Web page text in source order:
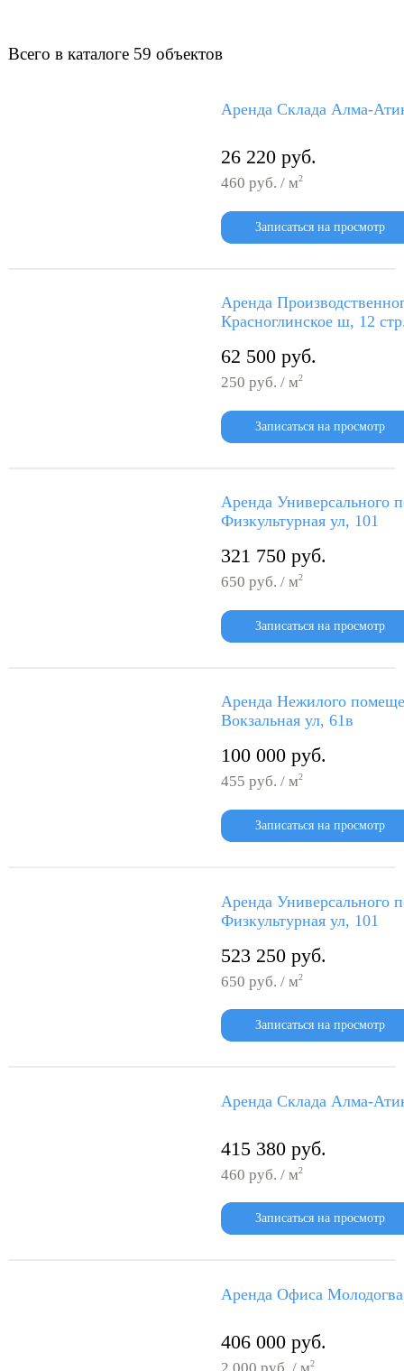
Всего в каталоге 59 объектов
Аренда Склада Алма-
26 220 руб.
460 руб. / м2
Записаться на просмотр
Аренда
Красноглинское ш, 12
62 500 руб.
250 руб. / м2
Записаться на просмотр
Аренда Универсального
Физкультурная ул, 101
321 750 руб.
650 руб. / м2
Записаться на просмотр
Аренда Нежилого
Вокзальная ул, 61в
100 000 руб.
455 руб. / м2
Записаться на просмотр
Аренда Универсального
Физкультурная ул, 101
523 250 руб.
650 руб. / м2
Записаться на просмотр
Аренда Склада Алма-
415 380 руб.
460 руб. / м2
Записаться на просмотр
Аренда Офиса
406 000 руб.
2 000 руб. / м2